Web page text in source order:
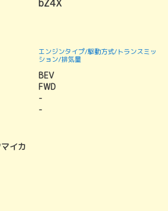
bZ4X
エンジンタイプ/駆動方式/トランスミッ
ション/排気量
BEV
FWD
-
-
イカ